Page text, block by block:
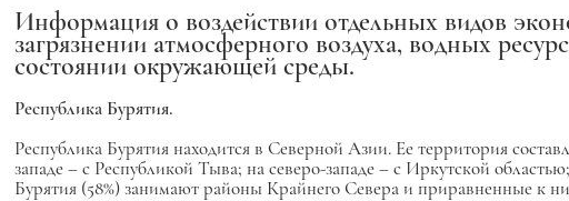
Информация о воздействии отдельных видов
загрязнении атмосферного воздуха, водных
состоянии окружающей среды.
Республика Бурятия.
Республика Бурятия находится в Северной Азии. Ее территория
западе – с Республикой Тыва; на северо-западе – с Иркутской
Бурятия (58%) занимают районы Крайнего Севера и приравненные к